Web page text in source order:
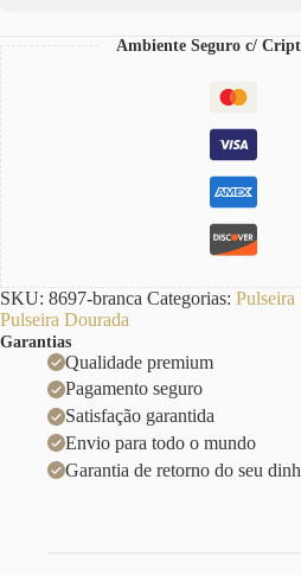
Ambiente Seguro c/
SKU: 8697-branca Categorias: Pulseira
Pulseira Dourada
Garantias
Qualidade premium
Pagamento seguro
Satisfação garantida
Envio para todo o mundo
Garantia de retorno do seu